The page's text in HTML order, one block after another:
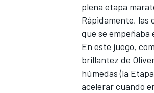
plena etapa
Rápidamente, las
que se
En este juego,
brillantez de
húmedas (la
acelerar cuando